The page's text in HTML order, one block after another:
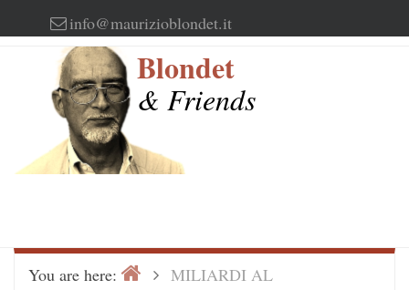
to
info@maurizioblondet.it
Blondet
& Friends
You are here: HomeMILIARDI AL